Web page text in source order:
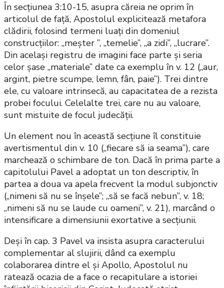
În secțiunea 3:10-15, asupra căreia ne oprim în
articolul de față, Apostolul explicitează metafora
clădirii, folosind termeni luați din domeniul
construcțiilor: „meșter ”, „temelie”, „a zidi”, „lucrare”.
Din același registru de imagini face parte și seria
celor șase „materiale” date ca exemplu în v. 12 („aur,
argint, pietre scumpe, lemn, fân, paie”). Trei dintre
ele, cu valoare intrinsecă, au capacitatea de a rezista
probei focului. Celelalte trei, care nu au valoare,
sunt mistuite de focul judecății.
Un element nou în această secțiune îl constituie
avertismentul din v. 10 („fiecare să ia seama”), care
marchează o schimbare de ton. Dacă în prima parte a
capitolului Pavel a adoptat un ton descriptiv, în
partea a doua va apela frecvent la modul subjonctiv
(„nimeni să nu se înșele”; „să se facă nebun”, v. 18;
„nimeni să nu se laude cu oameni”, v. 21), marcând o
intensificare a dimensiunii exortative a secțiunii.
Deși în cap. 3 Pavel va insista asupra caracterului
complementar al slujirii, dând ca exemplu
colaborarea dintre el și Apollo, Apostolul nu
ratează ocazia de a face o recapitulare a istoriei